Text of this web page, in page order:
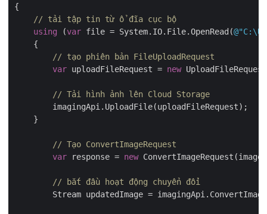
{
// tải tập tin từ ổ đĩa cục bộ
using (var file = System.IO.File.OpenRead(
    {
// tạo phiên bản FileUploadRequest
var uploadFileRequest = new
// Tải hình ảnh lên Cloud Storage
        imagingApi.UploadFile(uploadFileRequest);
    }
// Tạo ConvertImageRequest
var response = new
// bắt đầu hoạt động chuyển đổi
Stream updatedImage =